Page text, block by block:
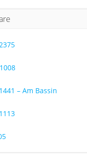
– Am Bassin